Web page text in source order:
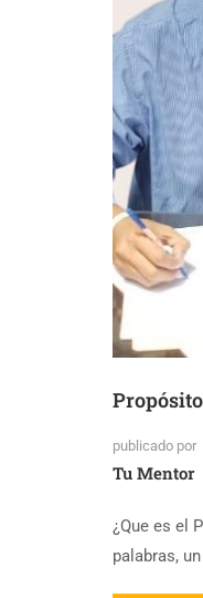
publicado por
Tu Mentor
¿Que es el
palabras,